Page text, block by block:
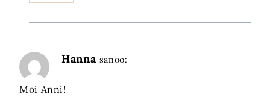
Hanna sanoo:
Moi Anni!